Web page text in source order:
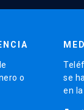
o
se
en la